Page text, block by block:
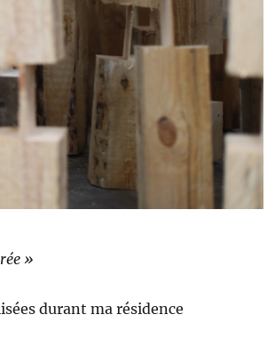
»
durant ma résidence